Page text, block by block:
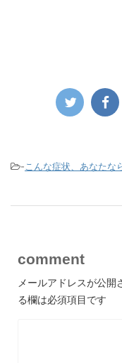
- こんな症状、あなたな
comment
メールアドレスが公開
る欄は必須項目です